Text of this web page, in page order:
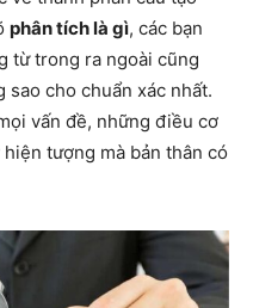
phân tích là gì, các bạn
từ trong ra ngoài cũng
cho chuẩn xác nhất.
vấn đề, những điều cơ
tượng mà bản thân có